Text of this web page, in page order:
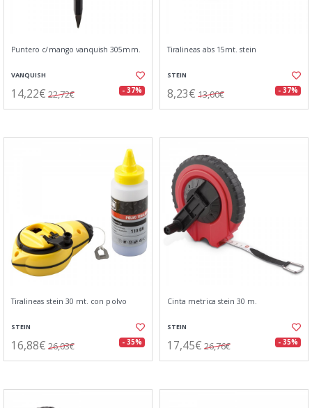
Puntero c/mango vanquish 305mm.
VANQUISH
14,22€ 22,72€ - 37%
Tiralineas abs 15mt. stein
STEIN
8,23€ 13,00€ - 37%
Tiralineas stein 30 mt. con polvo
STEIN
16,88€ 26,03€ - 35%
Cinta metrica stein 30 m.
STEIN
17,45€ 26,76€ - 35%